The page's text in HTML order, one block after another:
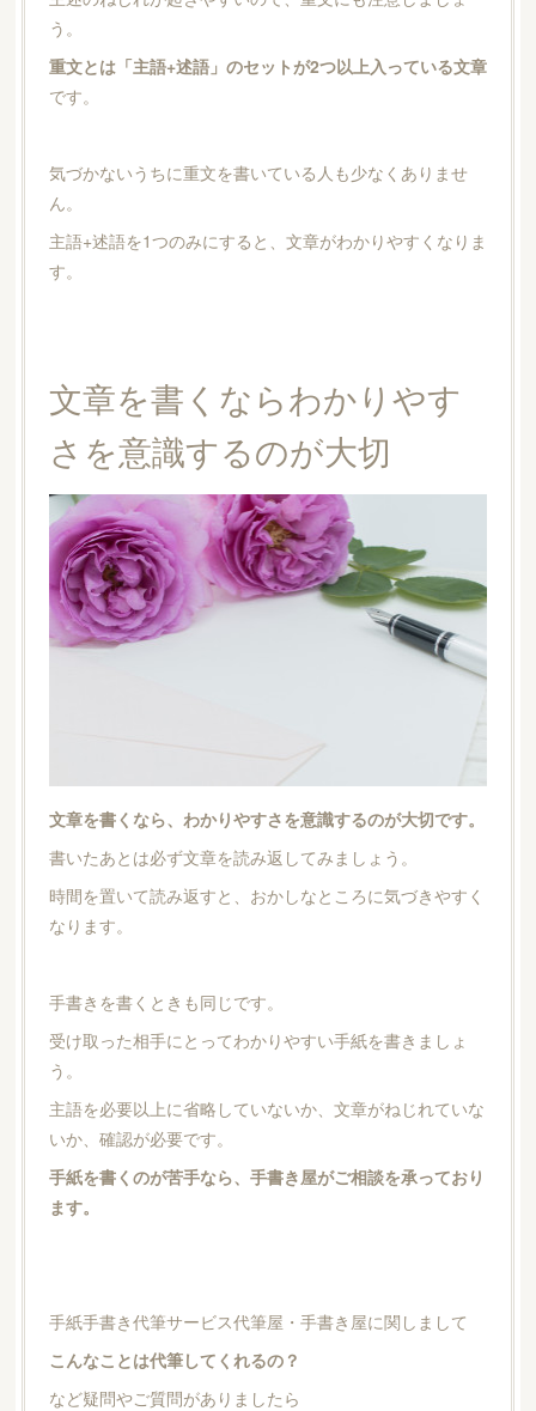
う。
重文とは「主語+述語」のセットが2つ以上入っている文章
です。
気づかないうちに重文を書いている人も少なくありませ
ん。
主語+述語を1つのみにすると、文章がわかりやすくなりま
す。
文章を書くならわかりやす
さを意識するのが大切
文章を書くなら、わかりやすさを意識するのが大切です。
書いたあとは必ず文章を読み返してみましょう。
時間を置いて読み返すと、おかしなところに気づきやすく
なります。
手書きを書くときも同じです。
受け取った相手にとってわかりやすい手紙を書きましょ
う。
主語を必要以上に省略していないか、文章がねじれていな
いか、確認が必要です。
手紙を書くのが苦手なら、手書き屋がご相談を承っており
ます。
手紙手書き代筆サービス代筆屋・手書き屋に関しまして
こんなことは代筆してくれるの？
など疑問やご質問がありましたら